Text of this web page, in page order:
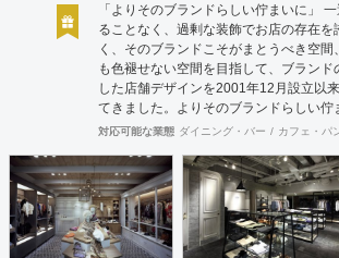
「よりそのブランドらしい佇まいに」
ることなく、過剰な装飾でお店の存在を
く、そのブランドこそがまとうべき空間
も色褪せない空間を目指して、ブラン
した店舗デザインを2001年12月設立以
てきました。よりそのブランドらしい佇
所に、必要なデザインを」 2012年から
らブランディングまで総合的にブランド
プできる体制も整えてきました。そのブ
何を優先すべきか、何が本当に必要なの
アドバイスできる会社でありたいと思っ
・店舗設計（物販店／飲食店／美容室な
対応可能な業態 ダイニング・バー カフェ・パ